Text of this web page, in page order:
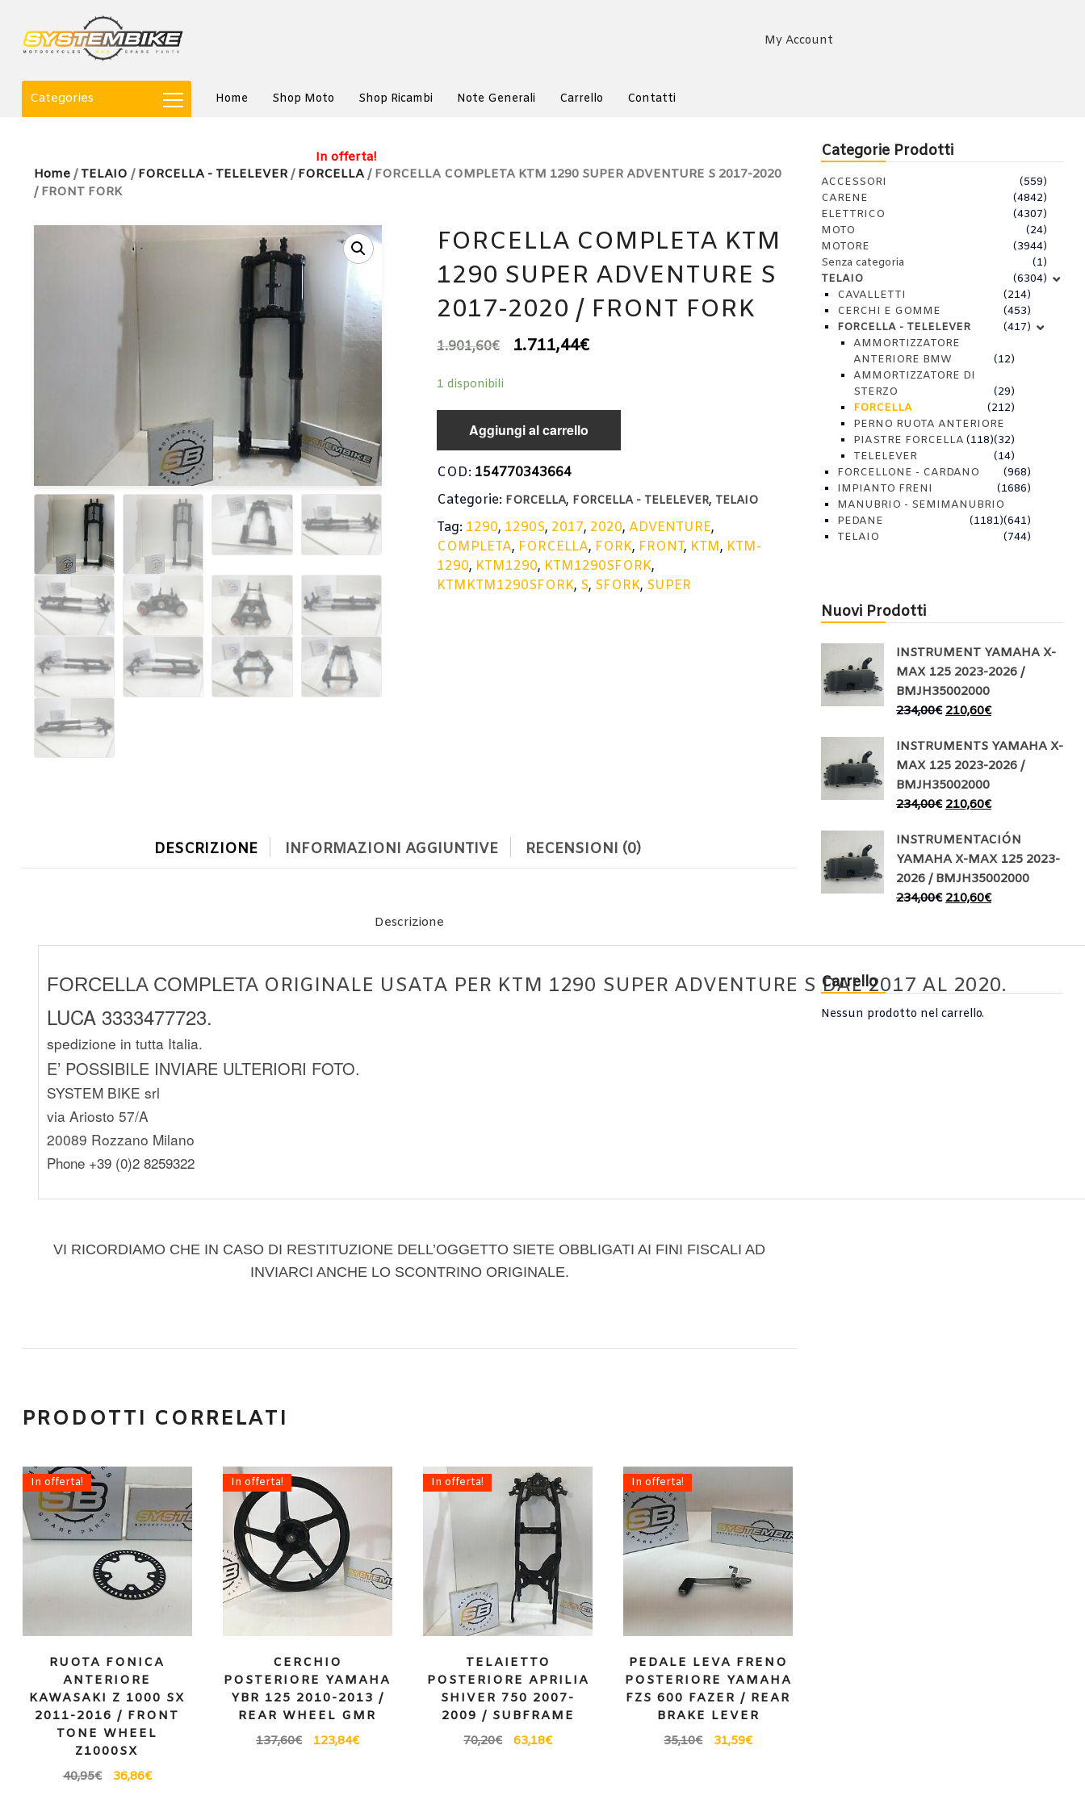
My Account
Categories Home Shop Moto Shop Ricambi Note Generali Carrello Contatti
Home / TELAIO / FORCELLA - TELELEVER / FORCELLA / FORCELLA COMPLETA KTM 1290 SUPER ADVENTURE S 2017-2020
/ FRONT FORK
In offerta!
FORCELLA COMPLETA KTM
1290 SUPER ADVENTURE S
2017-2020 / FRONT FORK
1.901,60€ 1.711,44€
1 disponibili
Aggiungi al carrello
COD: 154770343664
Categorie: FORCELLA, FORCELLA - TELELEVER, TELAIO
Tag: 1290, 1290S, 2017, 2020,ADVENTURE,
COMPLETA, FORCELLA, FORK, FRONT, KTM, KTM-
1290, KTM1290, KTM1290SFORK,
KTMKTM1290SFORK, S, SFORK, SUPER
DESCRIZIONE INFORMAZIONI AGGIUNTIVE RECENSIONI (0)
Descrizione
FORCELLA COMPLETA ORIGINALE USATA PER KTM 1290 SUPER ADVENTURE S DAL 2017 AL 2020.
LUCA 3333477723.
spedizione in tutta Italia.
E’ POSSIBILE INVIARE ULTERIORI FOTO.
SYSTEM BIKE srl
via Ariosto 57/A
20089 Rozzano Milano
Phone +39 (0)2 8259322
VI RICORDIAMO CHE IN CASO DI RESTITUZIONE DELL’OGGETTO SIETE OBBLIGATI AI FINI FISCALI AD
INVIARCI ANCHE LO SCONTRINO ORIGINALE.
PRODOTTI CORRELATI
In offerta!
RUOTA FONICA
ANTERIORE
KAWASAKI Z 1000 SX
2011-2016 / FRONT
TONE WHEEL
Z1000SX
40,95€ 36,86€
In offerta!
CERCHIO
POSTERIORE YAMAHA
YBR 125 2010-2013 /
REAR WHEEL GMR
137,60€ 123,84€
In offerta!
TELAIETTO
POSTERIORE APRILIA
SHIVER 750 2007-
2009 / SUBFRAME
70,20€ 63,18€
In offerta!
PEDALE LEVA FRENO
POSTERIORE YAMAHA
FZS 600 FAZER / REAR
BRAKE LEVER
35,10€ 31,59€
Categorie Prodotti
ACCESSORI
(559)
CARENE
(4842)
ELETTRICO
(4307)
MOTO
(24)
MOTORE
(3944)
Senza categoria
(1)
TELAIO
(6304)
CAVALLETTI
(214)
CERCHI E GOMME
(453)
FORCELLA - TELELEVER
(417)
AMMORTIZZATORE
ANTERIORE BMW
(12)
AMMORTIZZATORE DI
STERZO
(29)
FORCELLA
(212)
PERNO RUOTA ANTERIORE
(32)
PIASTRE FORCELLA (118)
TELELEVER
(14)
FORCELLONE - CARDANO
(968)
IMPIANTO FRENI
(1686)
MANUBRIO - SEMIMANUBRIO
(641)
PEDANE
(1181)
TELAIO
(744)
Nuovi Prodotti
INSTRUMENT YAMAHA X-
MAX 125 2023-2026 /
BMJH35002000
234,00€ 210,60€
INSTRUMENTS YAMAHA X-
MAX 125 2023-2026 /
BMJH35002000
234,00€ 210,60€
INSTRUMENTACIÓN
YAMAHA X-MAX 125 2023-
2026 / BMJH35002000
234,00€ 210,60€
Carrello
Nessun prodotto nel carrello.